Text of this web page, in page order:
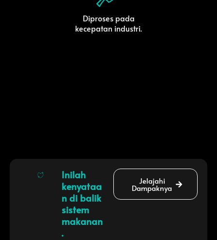
Diproses pada
kecepatan industri.
Inilah
kenyataa
n di balik
sistem
makanan
.
Jelajahi
Dampaknya